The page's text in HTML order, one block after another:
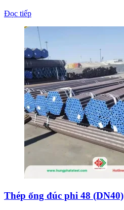
Đọc tiếp
Thép ống đúc phi 48 (DN40)